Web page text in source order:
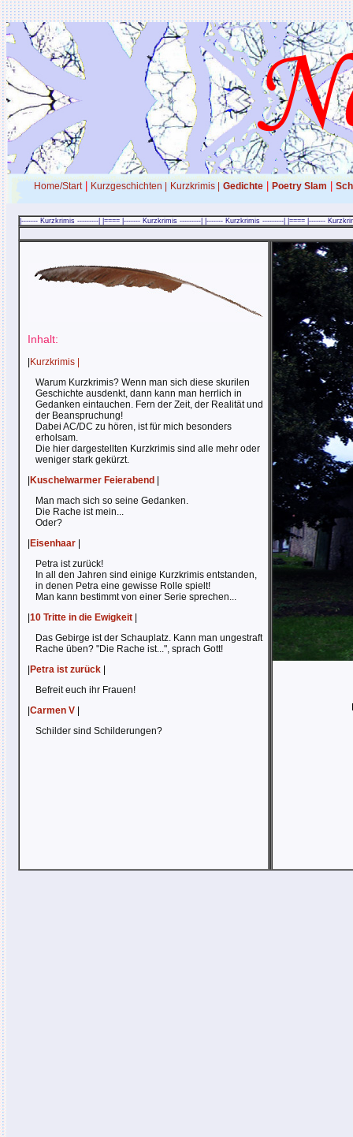
Home/Start| Kurzgeschichten | Kurzkrimis | Gedichte Poetry Slam
|------- Kurzkrimis ---------| |==== |------- Kurzkrimis ---------| |------- Kurzkrimis ---------| |==== |-------
Inhalt:
Kurzkrimis |
Warum Kurzkrimis? Wenn man sich diese skurilen
Geschichte ausdenkt, dann kann man herrlich in
Gedanken eintauchen. Fern der Zeit, der Realität und
der Beanspruchung!
Dabei AC/DC zu hören, ist für mich besonders
erholsam.
Die hier dargestellten Kurzkrimis sind alle mehr oder
weniger stark gekürzt.
Kuschelwarmer Feierabend
Man mach sich so seine Gedanken.
Die Rache ist mein...
Oder?
Eisenhaar
Petra ist zurück!
In all den Jahren sind einige Kurzkrimis entstanden,
in denen Petra eine gewisse Rolle spielt!
Man kann bestimmt von einer Serie sprechen...
10 Tritte in die Ewigkeit
Das Gebirge ist der Schauplatz. Kann man ungestraft
Rache üben? "Die Rache ist...", sprach Gott!
Petra ist zurück
Befreit euch ihr Frauen!
Carmen V
Schilder sind Schilderungen?